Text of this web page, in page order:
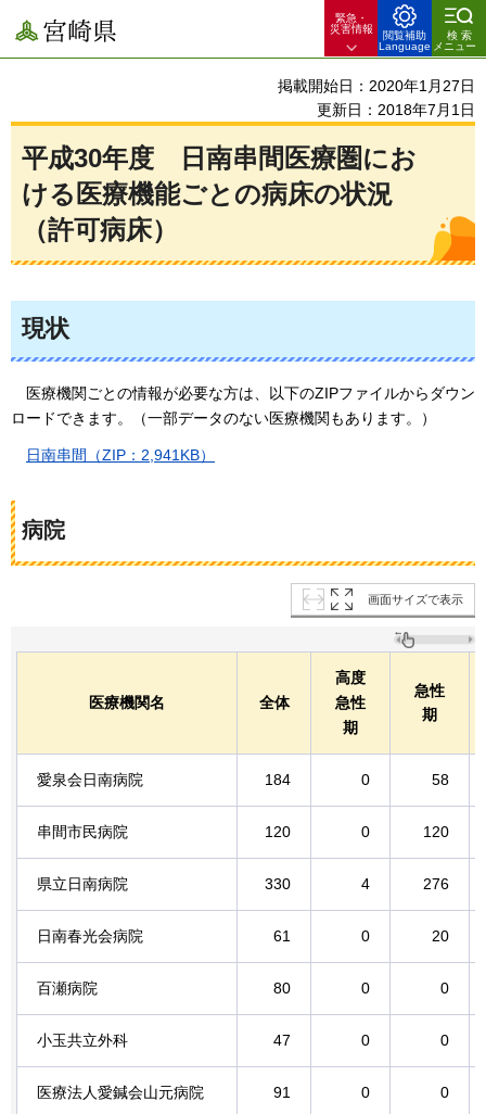
宮崎県
緊急・
災害情報
閲覧補助
Language
検索
メニュー
掲載開始日：2020年1月27日
更新日：2018年7月1日
平成30年度 日 南串間医療圏にお
ける医療機能ごとの病床の状況
（許可病床）
現状
医療機関ごとの情報が必要な方は、以下のZIPファイルからダウン
ロードできます。（一部データのない医療機関もあります。）
日南串間（ZIP：2,941KB）
病院
画面サイズで表示
医療機関名 全体
高度
急性
期
急性
期
愛泉会日南病院 184 0 58
串間市民病院 120 0 120
県立日南病院 330 4 276
日南春光会病院 61 0 20
百瀬病院 80 0 0
小玉共立外科 47 0 0
医療法人愛鍼会山元病院 91 0 0